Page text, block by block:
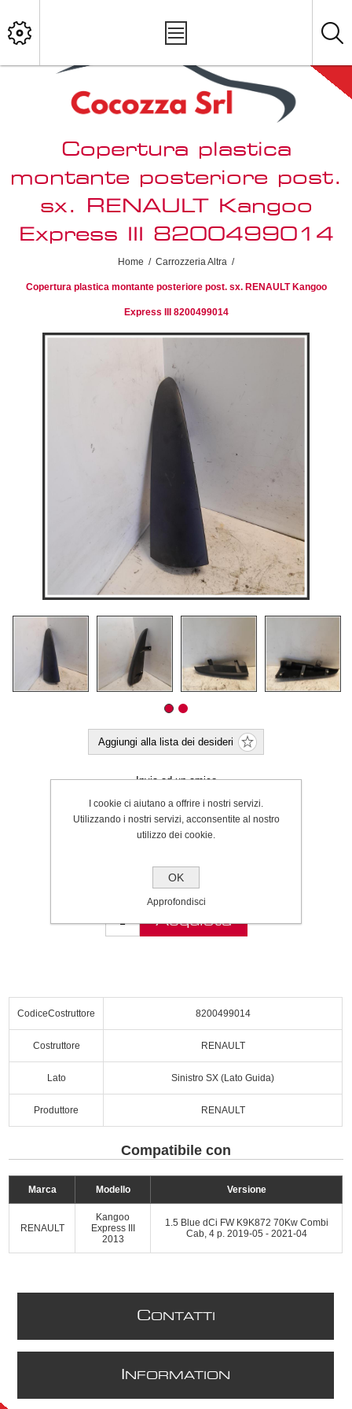
Copertura plastica
montante posteriore post.
sx. RENAULT Kangoo
Express III 8200499014
Home / Carrozzeria Altra /
Copertura plastica montante posteriore post. sx. RENAULT Kangoo
Express III 8200499014
Aggiungi alla lista dei desideri
Invia ad un amico
Invia tramite WhatsApp
Cod.: P000063787
€48.00
Acquista
CodiceCostruttore 8200499014
Costruttore RENAULT
Lato Sinistro SX (Lato Guida)
Produttore RENAULT
Compatibile con
Marca Modello Versione
RENAULT
Kangoo
Express III
2013
1.5 Blue dCi FW K9K872 70Kw Combi
Cab, 4 p. 2019-05 - 2021-04
CONTATTI
NFORMATION
I cookie ci aiutano a offrire i nostri servizi.
Utilizzando i nostri servizi, acconsentite al nostro
utilizzo dei cookie.
OK
Approfondisci